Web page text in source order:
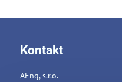
Kontakt
AEng, s.r.o.